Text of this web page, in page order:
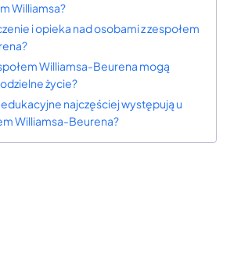
Williamsa?
i opieka nad osobami z zespołem
Williamsa-Beurena mogą
życie?
najczęściej występują u
Williamsa-Beurena?